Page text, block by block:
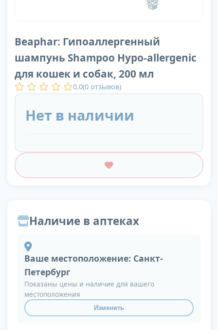
Beaphar: Гипоаллергенный
шампунь Shampoo Hypo-allergenic
для кошек и собак, 200 мл
0.0(0 отзывов)
Нет в наличии
Наличие в аптеках
Ваше местоположение: Санкт-
Петербург
Показаны цены и наличие для вашего
местоположения
Изменить